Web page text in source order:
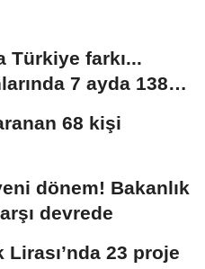
Türkiye farkı...
7 ayda 138,7
68 kişi
dönem! Bakanlık
devrede
23 proje